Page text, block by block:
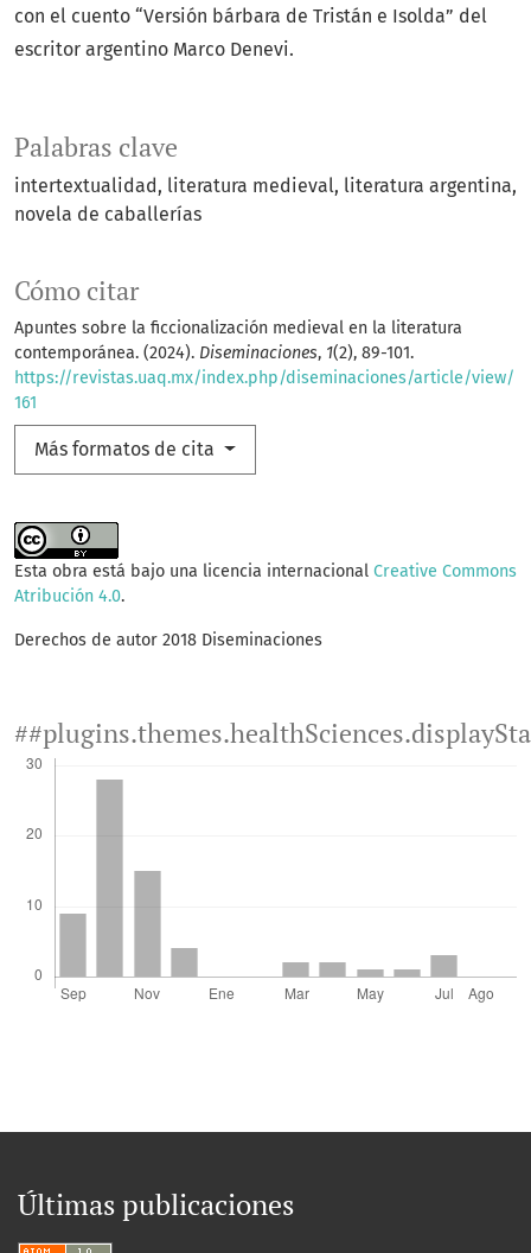
Palabras clave
intertextualidad literatura medieval literatura argentina
novela de caballerías
Cómo citar
Apuntes sobre la ficcionalización medieval en la literatura
contemporánea. (2024). Diseminaciones, 1(2), 89-101.
https://revistas.uaq.mx/index.php/diseminaciones/article/view/
161
Más formatos de cita
con el cuento “Versión bárbara de Tristán e Isolda” del
escritor argentino Marco Denevi.
Esta obra está bajo una licencia internacional Creative Commons
Atribución 4.0.
Derechos de autor 2018 Diseminaciones
Últimas publicaciones